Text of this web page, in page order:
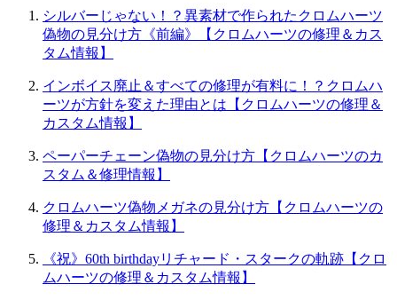
シルバーじゃない！？異素材で作られたクロムハーツ
偽物の見分け方《前編》【クロムハーツの修理＆カス
タム情報】
インボイス廃止＆すべての修理が有料に！？クロムハ
ーツが方針を変えた理由とは【クロムハーツの修理＆
カスタム情報】
ペーパーチェーン偽物の見分け方【クロムハーツのカ
スタム＆修理情報】
クロムハーツ偽物メガネの見分け方【クロムハーツの
修理＆カスタム情報】
《祝》60th birthdayリチャード・スタークの軌跡【クロ
ムハーツの修理＆カスタム情報】